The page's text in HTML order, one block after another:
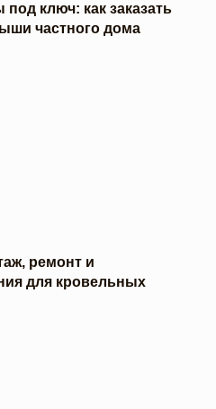
ключ: как заказать
частного дома
ремонт и
для кровельных